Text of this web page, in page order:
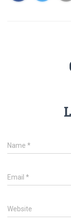
Name *
Email *
Website